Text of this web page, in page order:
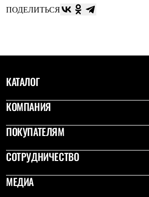
Среднее термобелье
Легкое термобелье
Куртки
Утепленная синтетикой
Комбинезоны
Брюки
Лёгкая одежда
Толстовки
Софтшелл одежда
Куртки
ПОДЕЛИТЬСЯ
КАТАЛОГ
КОМПАНИЯ
ПОКУПАТЕЛЯМ
СОТРУДНИЧЕСТВО
МЕДИА